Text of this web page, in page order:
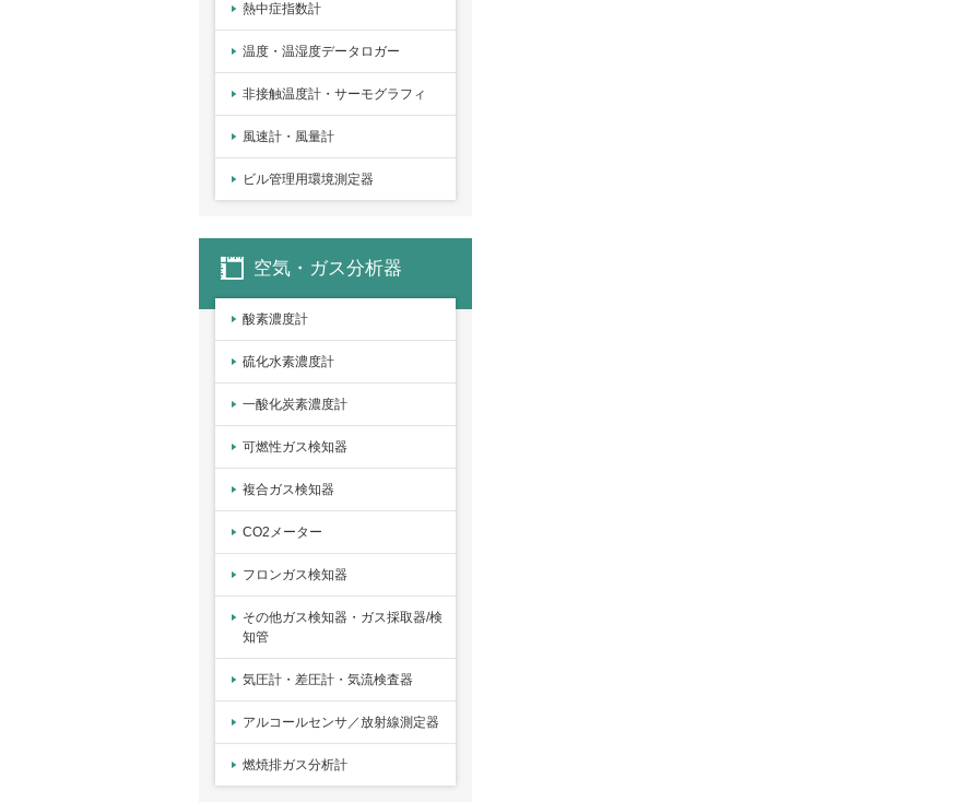
熱中症指数計
温度・温湿度データロガー
非接触温度計・サーモグラフィ
風速計・風量計
ビル管理用環境測定器
空気・ガス分析器
酸素濃度計
硫化水素濃度計
一酸化炭素濃度計
可燃性ガス検知器
複合ガス検知器
CO2メーター
フロンガス検知器
その他ガス検知器・ガス採取器/検
知管
気圧計・差圧計・気流検査器
アルコールセンサ／放射線測定器
燃焼排ガス分析計